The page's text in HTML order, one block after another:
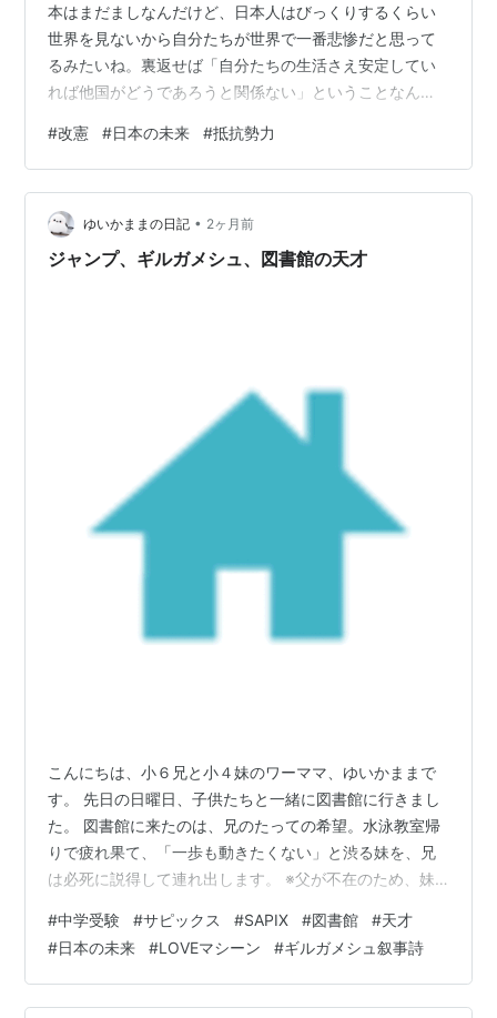
本はまだましなんだけど、日本人はびっくりするくらい
世界を見ないから自分たちが世界で一番悲惨だと思って
るみたいね。裏返せば「自分たちの生活さえ安定してい
れば他国がどうであろうと関係ない」ということなんだ
あって日本にはホログラムのような平和があった。その
境界が今取り払われようとしているから、なんとなくそ
れに気づいた1割ほどの人たちが阿鼻叫喚になっている。
残り９割は「悪いことは起きるわけがない。新聞だって
テレビだってなにも言わないし。何かあっても政府がな
#改憲 #日本の未来 #抵抗勢力
ゆいかままの日記 • 2ヶ月前
ジャンプ、ギルガメシュ、図書館の天才
こんにちは、小６兄と小４妹のワーママ、ゆいかままで
す。 先日の日曜日、子供たちと一緒に図書館に行きまし
た。 図書館に来たのは、兄のたっての希望。水泳教室帰
りで疲れ果て、「一歩も動きたくない」と渋る妹を、兄
は必死に説得して連れ出します。 ※父が不在のため、妹
するための説得です。 そこまでして、なぜ兄は図書館に
行きたかったのか？ 理由はただ一つ。漫画（ジャンプ
系）が読みたいから。最近の図書館って、学習漫画だけ
じゃなくて普通の少年漫画もたくさん置いてあるんです
#中学受験 #サピックス #SAPIX #図書館 #天才
#日本の未来 #LOVEマシーン #ギルガメシュ叙事詩